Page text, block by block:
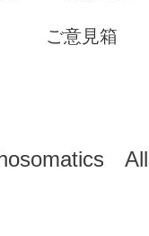
ご意見箱